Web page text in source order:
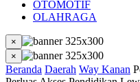
OTOMOTIF
OLAHRAGA
×
×
Beranda Daerah Way Kanan